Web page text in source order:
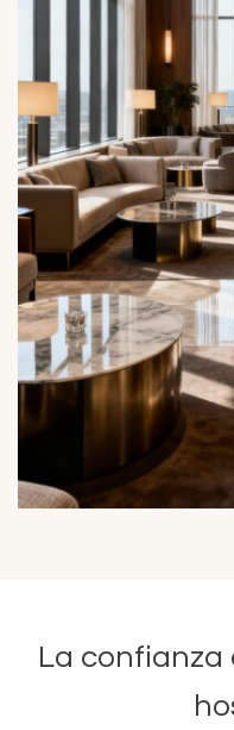
La confianza